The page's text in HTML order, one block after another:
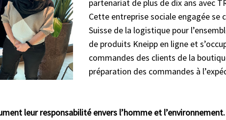
partenariat de plus de dix ans avec
Cette entreprise sociale engagée se
Suisse de la logistique pour
de produits Kneipp en ligne et
commandes des clients de la
préparation des commandes à
leur responsabilité envers l’homme et l’environnement.